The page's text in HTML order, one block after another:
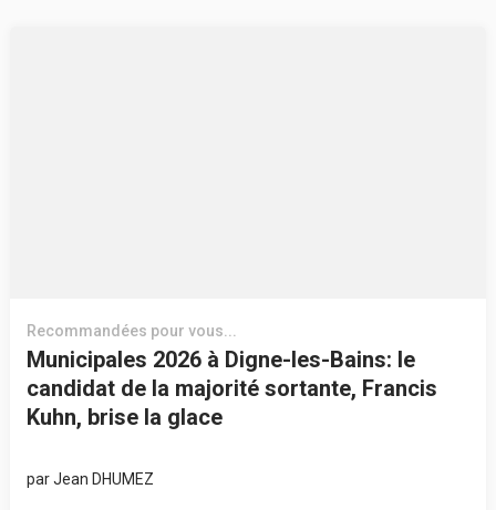
Recommandées pour vous...
Municipales 2026 à Digne-les-Bains: le
candidat de la majorité sortante, Francis
Kuhn, brise la glace
parJean DHUMEZ